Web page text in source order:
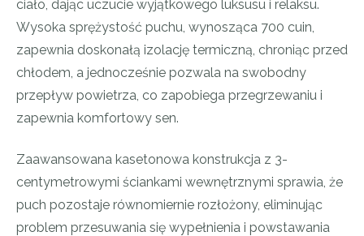
ciało, dając uczucie wyjątkowego luksusu i relaksu.
Wysoka sprężystość puchu, wynosząca 700 cuin,
zapewnia doskonałą izolację termiczną, chroniąc przed
chłodem, a jednocześnie pozwala na swobodny
przepływ powietrza, co zapobiega przegrzewaniu i
zapewnia komfortowy sen.
Zaawansowana kasetonowa konstrukcja z 3-
centymetrowymi ściankami wewnętrznymi sprawia, że
puch pozostaje równomiernie rozłożony, eliminując
problem przesuwania się wypełnienia i powstawania